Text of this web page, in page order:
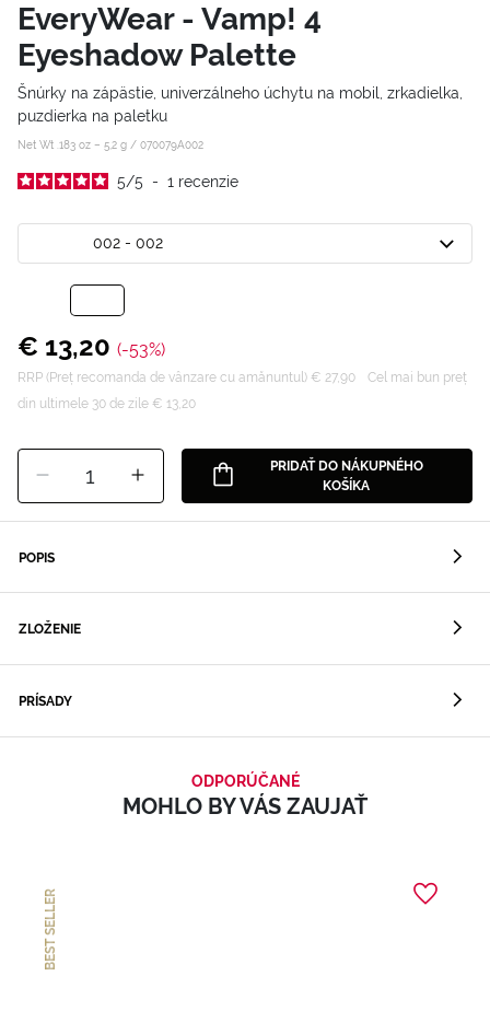
EveryWear - Vamp! 4
Eyeshadow Palette
Šnúrky na zápästie, univerzálneho úchytu na mobil, zrkadielka,
puzdierka na paletku
Net Wt .183 oz – 5,2 g / 070079A002
5/5 - 1 recenzie
002 - 002
€ 13,20 (-53%)
RRP (Preț recomanda de vânzare cu amănuntul) € 27,90
Cel mai bun preț
din ultimele 30 de zile € 13,20
1
PRIDAŤ DO NÁKUPNÉHO
KOŠÍKA
POPIS
ZLOŽENIE
PRÍSADY
ODPORÚČANÉ
MOHLO BY VÁS ZAUJAŤ
BEST SELLER